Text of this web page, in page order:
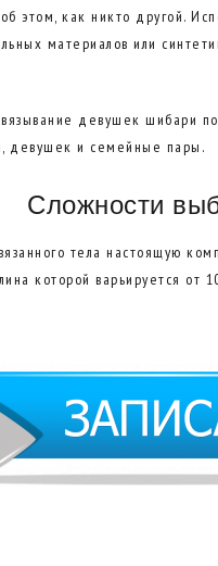
как никто другой.
материалов или
девушек шибари
девушек и семейные пары.
Сложности
тела настоящую
которой варьируется от